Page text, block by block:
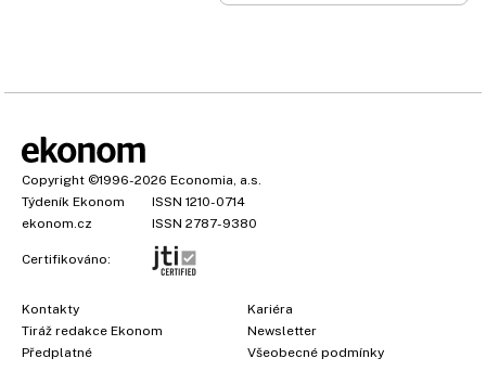
Copyright ©1996-2026 Economia, a.s.
Týdeník Ekonom
ISSN 1210-0714
ekonom.cz
ISSN 2787-9380
Certifikováno:
Kontakty
Tiráž redakce Ekonom
Předplatné
Kariéra
Newsletter
Všeobecné podmínky